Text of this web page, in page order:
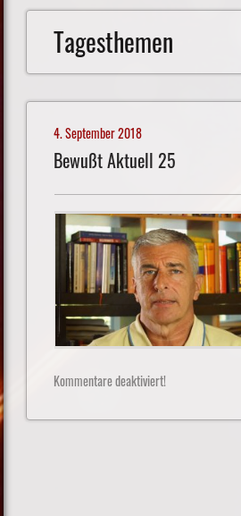
Tagesthemen
4. September 2018
Bewußt Aktuell 25
Kommentare deaktiviert!